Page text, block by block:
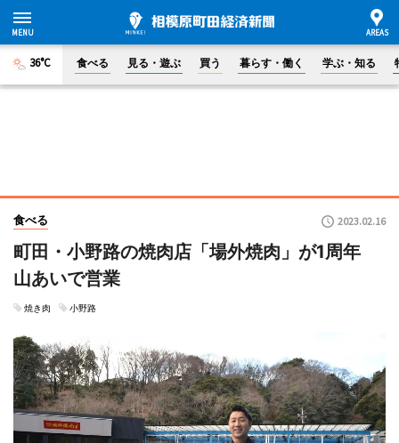
36°C 食べる 見る・遊ぶ 買う 暮らす・働く 学ぶ・知る
食べる 2023.02.16
町田・小野路の焼肉店「場外焼肉」が1周年
山あいで営業
焼き肉 小野路